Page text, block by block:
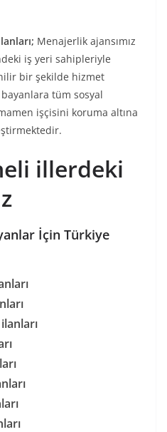
Menajerlik ajansımız
iş yeri sahipleriyle
bir şekilde hizmet
tüm sosyal
işçisini koruma altına
illerdeki
İçin Türkiye